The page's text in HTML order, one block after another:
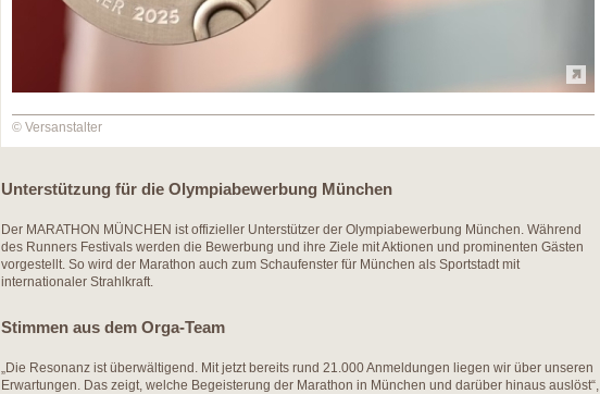
© Versanstalter
Unterstützung für die Olympiabewerbung München ​
​Der MARATHON MÜNCHEN ist offizieller Unterstützer der Olympiabewerbung München. Während
des Runners Festivals werden die Bewerbung und ihre Ziele mit Aktionen und prominenten Gästen
vorgestellt. So wird der Marathon auch zum Schaufenster für München als Sportstadt mit
internationaler Strahlkraft.
Stimmen aus dem Orga-Team ​
​„Die Resonanz ist überwältigend. Mit jetzt bereits rund 21.000 Anmeldungen liegen wir über unseren
Erwartungen. Das zeigt, welche Begeisterung der Marathon in München und darüber hinaus auslöst“,